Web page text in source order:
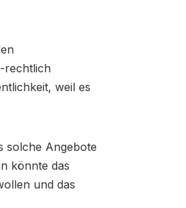
rechtlich
weil es
solche Angebote
könnte das
und das